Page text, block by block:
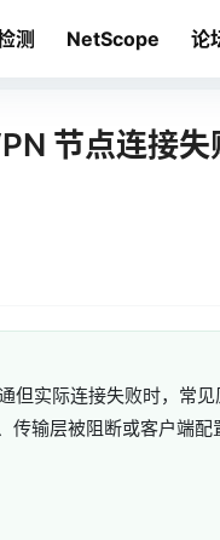
测 NetScope 论
节点连接
实际连接失败时，常见
输层被阻断或客户端配